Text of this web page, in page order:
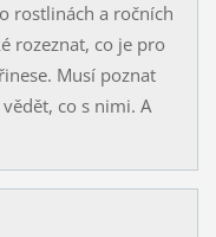
rostlinách a ročních
rozeznat, co je pro
Musí poznat
co s nimi. A